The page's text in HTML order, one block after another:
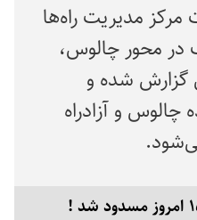
مدیریت راه‌ها
در محور چالوس،
گزارش شده و
و آزادراه